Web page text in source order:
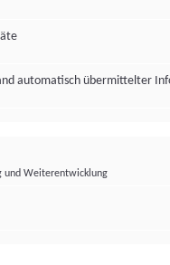
automatisch übermittelter
und Weiterentwicklung